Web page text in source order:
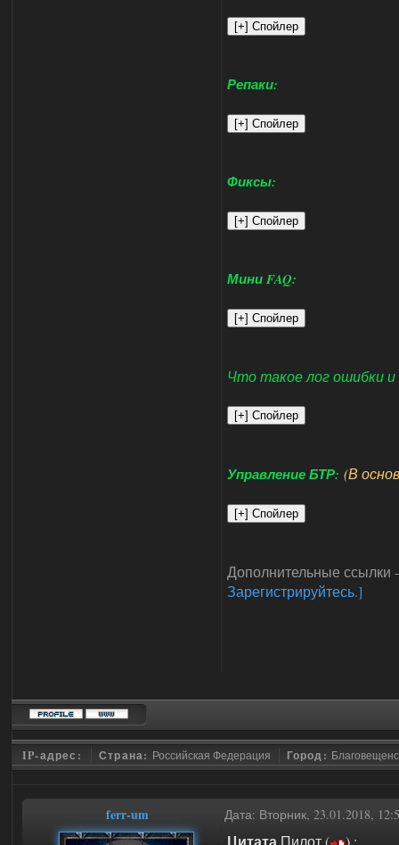
Репаки:
Фиксы:
Мини FAQ:
Что такое лог ошибки и
Управление БТР: (В
Дополнительные ссылки
Зарегистрируйтесь.]
IP-адрес: Страна: Российская Федерация Город:
ferr-um Дата: Вторник, 23.01.2018,
Пилот( ) :